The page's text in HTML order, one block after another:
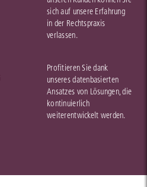
sich auf unsere Erfahrung
in der Rechtspraxis
verlassen.
Profitieren Sie dank
unseres datenbasierten
Ansatzes von Lösungen, die
kontinuierlich
weiterentwickelt werden.